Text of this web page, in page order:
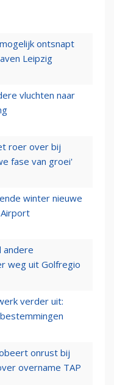
ontsnapt
Leipzig
vluchten naar
roer over bij
fase van groei'
winter nieuwe
andere
weg uit Golfregio
verder uit:
onrust bij
overname TAP